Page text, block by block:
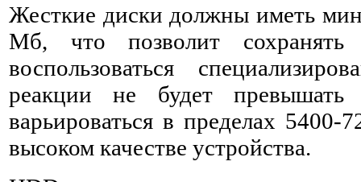
Жесткие диски должны иметь
Мб, что позволит
воспользоваться
реакции не будет
варьироваться в пределах 5400-
высоком качестве устройства.